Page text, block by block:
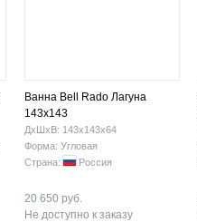
Ванна Bell Rado Лагуна
143х143
ДхШхВ: 143х143х64
Форма: Угловая
Страна:
Россия
20 650 руб.
Не доступно к заказу